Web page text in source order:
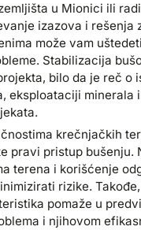
u Mionici ili
izazova i rešenja
može vam
Stabilizacija
bilo da je reč o
eksploataciji minerala
krečnjačkih
pravi pristup bušenju.
terena i korišćenje
rizike.
pomaže u
i njihovom